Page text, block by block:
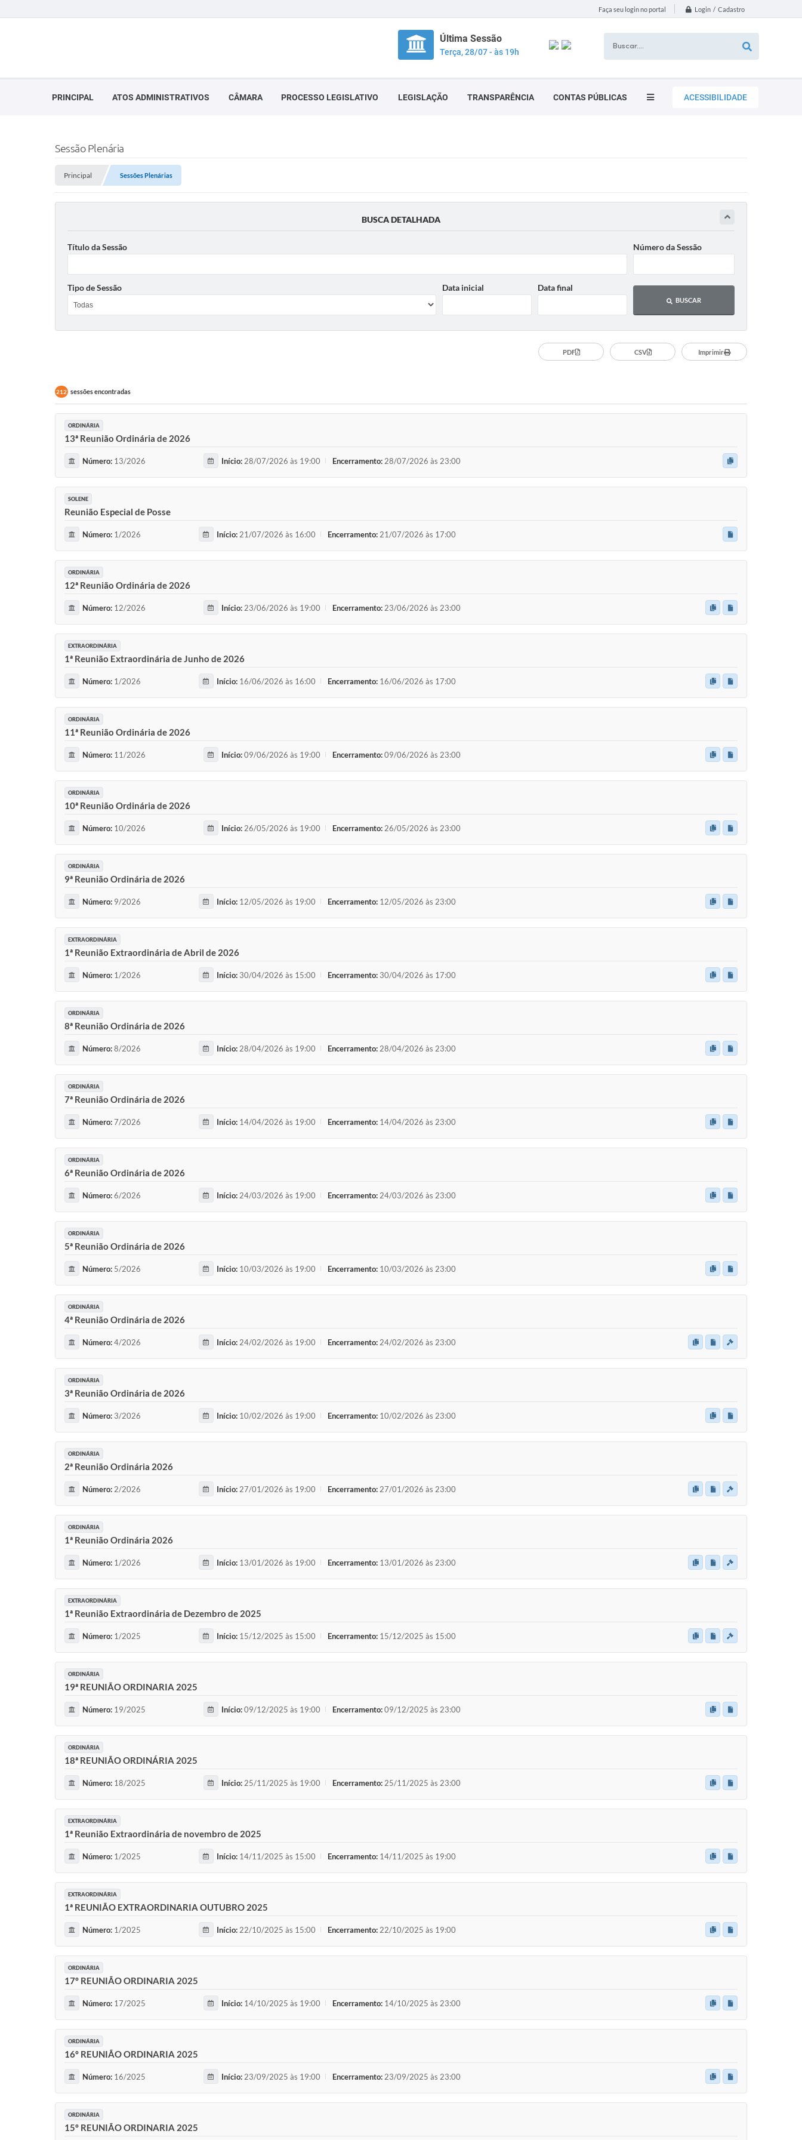
Faça seu login no portal Login / Cadastro
Última Sessão
Terça, 28/07 - às 19h
ACESSIBILIDADE
PRINCIPAL ATOS ADMINISTRATIVOS CÂMARA PROCESSO LEGISLATIVO LEGISLAÇÃO TRANSPARÊNCIA CONTAS PÚBLICAS
Sessão Plenária
Principal Sessões Plenárias
BUSCA DETALHADA
Título da Sessão Número da Sessão
Tipo de Sessão Data inicial Data final
BUSCAR
PDF CSV Imprimir
212 sessões encontradas
ORDINÁRIA
13ª Reunião Ordinária de 2026
Número: 13/2026 Início: 28/07/2026 às 19:00 Encerramento: 28/07/2026 às 23:00
SOLENE
Reunião Especial de Posse
Número: 1/2026 Início: 21/07/2026 às 16:00 Encerramento: 21/07/2026 às 17:00
ORDINÁRIA
12ª Reunião Ordinária de 2026
Número: 12/2026 Início: 23/06/2026 às 19:00 Encerramento: 23/06/2026 às 23:00
EXTRAORDINÁRIA
1ª Reunião Extraordinária de Junho de 2026
Número: 1/2026 Início: 16/06/2026 às 16:00 Encerramento: 16/06/2026 às 17:00
ORDINÁRIA
11ª Reunião Ordinária de 2026
Número: 11/2026 Início:09/06/2026 às 19:00 Encerramento:09/06/2026 às 23:00
ORDINÁRIA
10ª Reunião Ordinária de 2026
Número: 10/2026 Início: 26/05/2026 às 19:00 Encerramento: 26/05/2026 às 23:00
ORDINÁRIA
9ª Reunião Ordinária de 2026
Número: 9/2026 Início: 12/05/2026 às 19:00 Encerramento: 12/05/2026 às 23:00
EXTRAORDINÁRIA
1ª Reunião Extraordinária de Abril de 2026
Número: 1/2026 Início: 30/04/2026 às 15:00 Encerramento: 30/04/2026 às 17:00
ORDINÁRIA
8ª Reunião Ordinária de 2026
Número:8/2026 Início: 28/04/2026 às 19:00 Encerramento: 28/04/2026 às 23:00
ORDINÁRIA
7ª Reunião Ordinária de 2026
Número:7/2026 Início: 14/04/2026 às 19:00 Encerramento: 14/04/2026 às 23:00
ORDINÁRIA
6ª Reunião Ordinária de 2026
Número:6/2026 Início: 24/03/2026 às 19:00 Encerramento: 24/03/2026 às 23:00
ORDINÁRIA
5ª Reunião Ordinária de 2026
Número: 5/2026 Início: 10/03/2026 às 19:00 Encerramento: 10/03/2026 às 23:00
ORDINÁRIA
4ª Reunião Ordinária de 2026
Número:4/2026 Início: 24/02/2026 às 19:00 Encerramento: 24/02/2026 às 23:00
ORDINÁRIA
3ª Reunião Ordinária de 2026
Número: 3/2026 Início: 10/02/2026 às 19:00 Encerramento: 10/02/2026 às 23:00
ORDINÁRIA
2ª Reunião Ordinária 2026
Número: 2/2026 Início: 27/01/2026 às 19:00 Encerramento: 27/01/2026 às 23:00
ORDINÁRIA
1ª Reunião Ordinária 2026
Número: 1/2026 Início: 13/01/2026 às 19:00 Encerramento: 13/01/2026 às 23:00
EXTRAORDINÁRIA
1ª Reunião Extraordinária de Dezembro de 2025
Número: 1/2025 Início: 15/12/2025 às 15:00 Encerramento: 15/12/2025 às 15:00
ORDINÁRIA
19ª REUNIÃO ORDINARIA 2025
Número: 19/2025 Início:09/12/2025 às 19:00 Encerramento:09/12/2025 às 23:00
ORDINÁRIA
18ª REUNIÃO ORDINÁRIA 2025
Número: 18/2025 Início: 25/11/2025 às 19:00 Encerramento: 25/11/2025 às 23:00
EXTRAORDINÁRIA
1ª Reunião Extraordinária de novembro de 2025
Número: 1/2025 Início: 14/11/2025 às 15:00 Encerramento: 14/11/2025 às 19:00
EXTRAORDINÁRIA
1ª REUNIÃO EXTRAORDINARIA OUTUBRO 2025
Número: 1/2025 Início: 22/10/2025 às 15:00 Encerramento: 22/10/2025 às 19:00
ORDINÁRIA
17º REUNIÃO ORDINARIA 2025
Número: 17/2025 Início: 14/10/2025 às 19:00 Encerramento: 14/10/2025 às 23:00
ORDINÁRIA
16º REUNIÃO ORDINARIA 2025
Número: 16/2025 Início: 23/09/2025 às 19:00 Encerramento: 23/09/2025 às 23:00
ORDINÁRIA
15º REUNIÃO ORDINARIA 2025